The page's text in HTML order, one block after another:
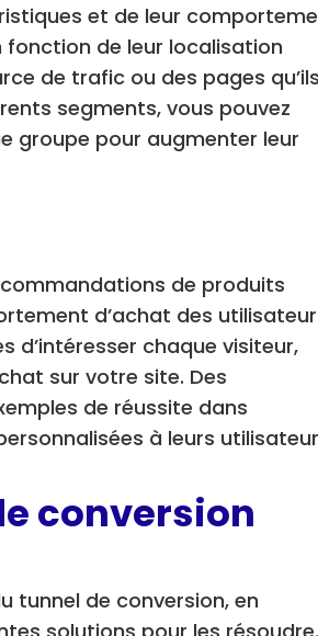
et de leur
fonction de leur localisation
de trafic ou des pages
segments, vous pouvez
groupe pour augmenter leur
de produits
d’achat des
d’intéresser chaque visiteur,
sur votre site. Des
de réussite dans
à leurs
conversion
tunnel de conversion, en